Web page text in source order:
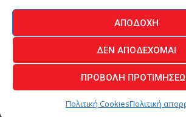
ΑΠΟΔΟΧΉ
ΔΕΝ ΑΠΟΔΈΧΟΜΑΙ
ΠΡΟΒΟΛΉ
Πολιτική CookiesΠολιτική
ΕΠΙΚΟΙΝΩΝΙΑ
© 2026 - All Rights Reserved -
Powered byBYTE A COOKIE